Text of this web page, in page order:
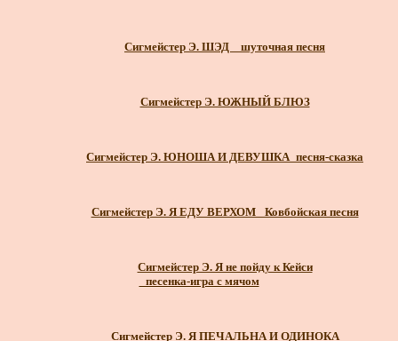
Сигмейстер Э. ШЭД _ шуточная песня
Сигмейстер Э. ЮЖНЫЙ БЛЮЗ
Сигмейстер Э. ЮНОША И ДЕВУШКА_песня-сказка
Сигмейстер Э. Я ЕДУ ВЕРХОМ _Ковбойская песня
Сигмейстер Э. Я не пойду к Кейси
_песенка-игра с мячом
Сигмейстер Э. Я ПЕЧАЛЬНА И ОДИНОКА